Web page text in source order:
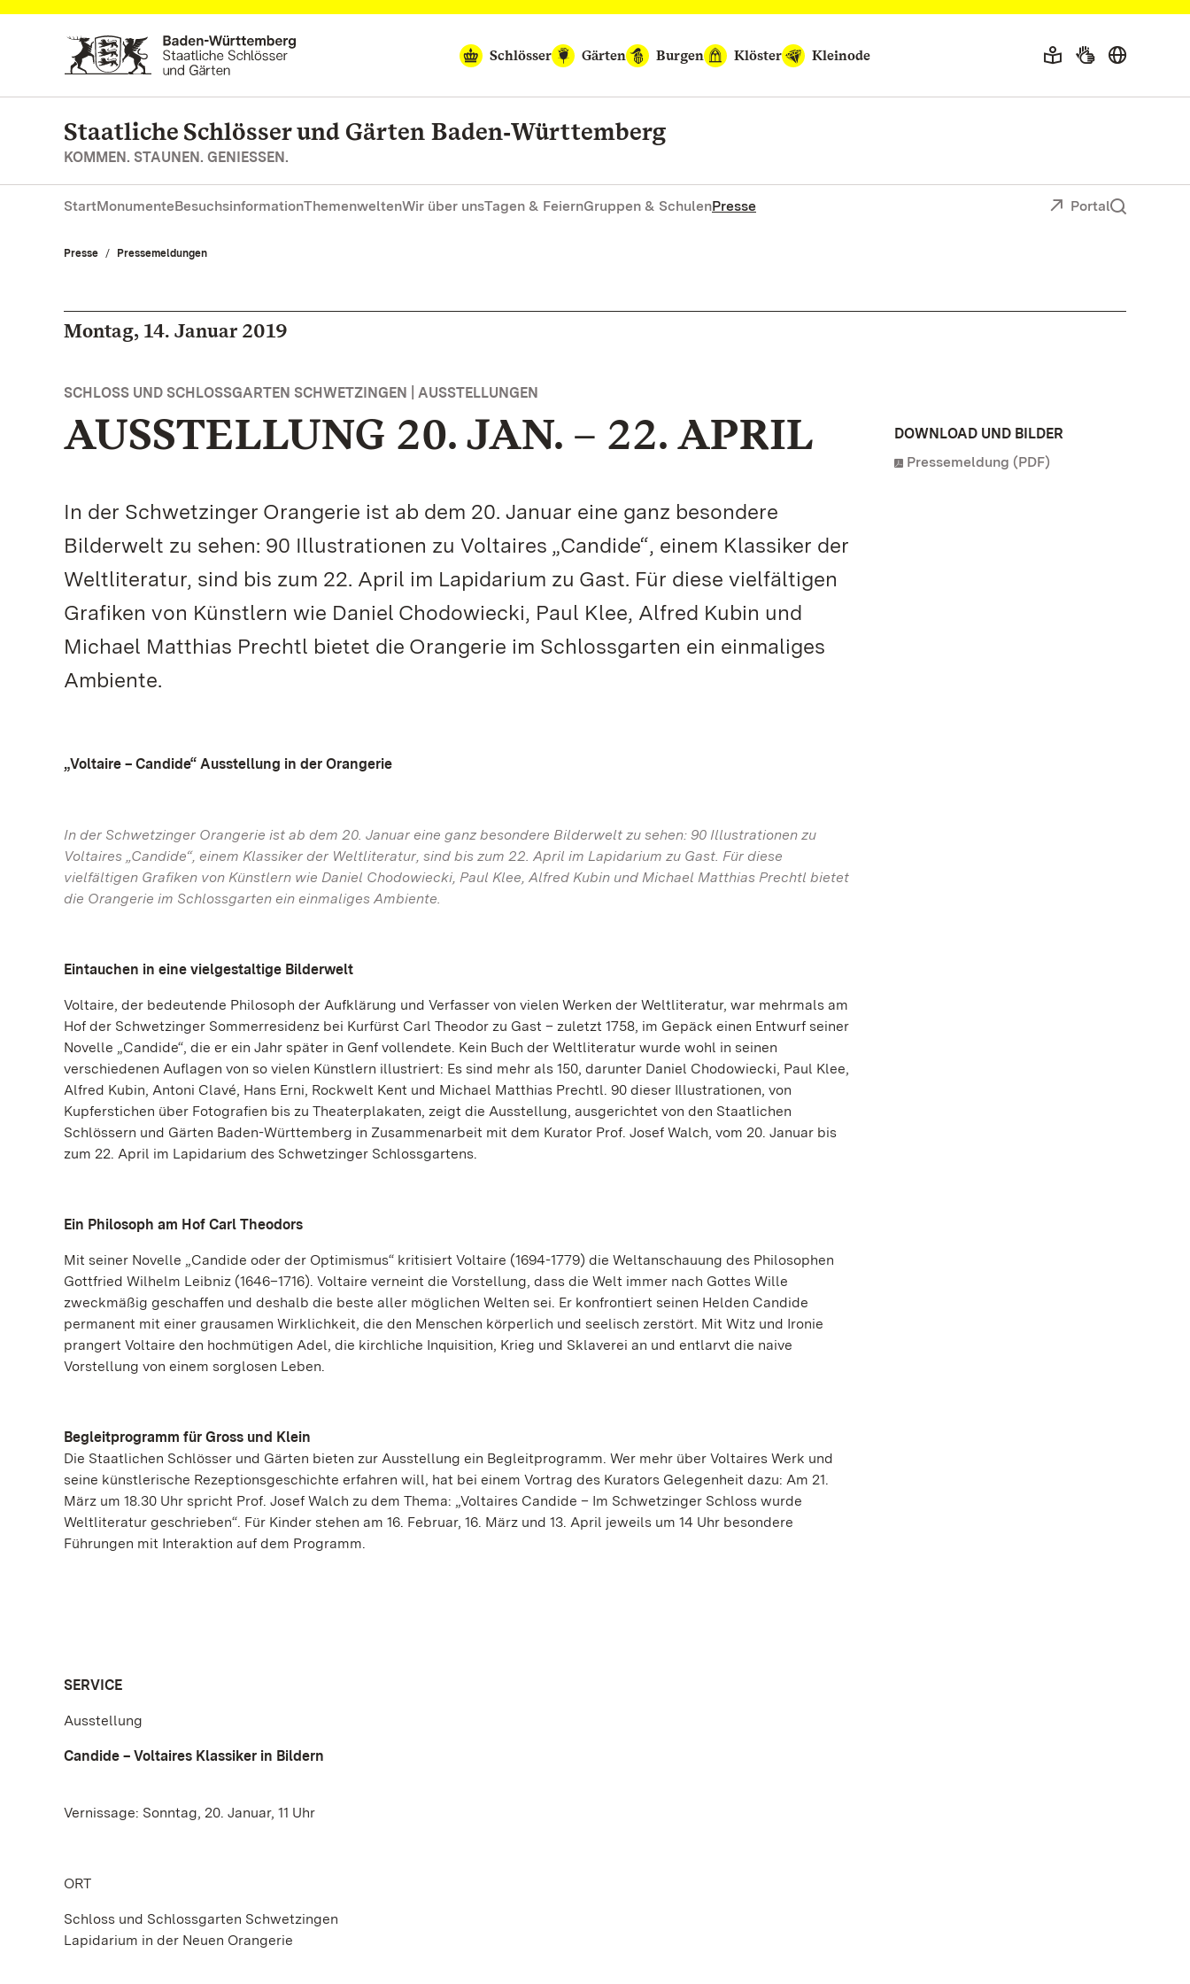
Zum Hauptinhalt springen
Schlösser
Gärten Burgen Klöster Kleinode
Staatliche Schlösser und Gärten Baden‑Württemberg
KOMMEN. STAUNEN. GENIESSEN.
StartMonumenteBesuchsinformationThemenweltenWir über unsTagen & FeiernGruppen & SchulenPresse Portal
Presse Pressemeldungen
Montag, 14. Januar 2019
SCHLOSS UND SCHLOSSGARTEN SCHWETZINGEN | AUSSTELLUNGEN
AUSSTELLUNG 20. JAN. – 22. APRIL
In der Schwetzinger Orangerie ist ab dem 20. Januar eine ganz besondere
Bilderwelt zu sehen: 90 Illustrationen zu Voltaires „Candide“, einem Klassiker der
Weltliteratur, sind bis zum 22. April im Lapidarium zu Gast. Für diese vielfältigen
Grafiken von Künstlern wie Daniel Chodowiecki, Paul Klee, Alfred Kubin und
Michael Matthias Prechtl bietet die Orangerie im Schlossgarten ein einmaliges
Ambiente.
„Voltaire – Candide“ Ausstellung in der Orangerie
In der Schwetzinger Orangerie ist ab dem 20. Januar eine ganz besondere Bilderwelt zu sehen: 90 Illustrationen zu
Voltaires „Candide“, einem Klassiker der Weltliteratur, sind bis zum 22. April im Lapidarium zu Gast. Für diese
vielfältigen Grafiken von Künstlern wie Daniel Chodowiecki, Paul Klee, Alfred Kubin und Michael Matthias Prechtl bietet
die Orangerie im Schlossgarten ein einmaliges Ambiente.
Eintauchen in eine vielgestaltige Bilderwelt
Voltaire, der bedeutende Philosoph der Aufklärung und Verfasser von vielen Werken der Weltliteratur, war mehrmals am
Hof der Schwetzinger Sommerresidenz bei Kurfürst Carl Theodor zu Gast – zuletzt 1758, im Gepäck einen Entwurf seiner
Novelle „Candide“, die er ein Jahr später in Genf vollendete. Kein Buch der Weltliteratur wurde wohl in seinen
verschiedenen Auflagen von so vielen Künstlern illustriert: Es sind mehr als 150, darunter Daniel Chodowiecki, Paul Klee,
Alfred Kubin, Antoni Clavé, Hans Erni, Rockwelt Kent und Michael Matthias Prechtl. 90 dieser Illustrationen, von
Kupferstichen über Fotografien bis zu Theaterplakaten, zeigt die Ausstellung, ausgerichtet von den Staatlichen
Schlössern und Gärten Baden-Württemberg in Zusammenarbeit mit dem Kurator Prof. Josef Walch, vom 20. Januar bis
zum 22. April im Lapidarium des Schwetzinger Schlossgartens.
Ein Philosoph am Hof Carl Theodors
Mit seiner Novelle „Candide oder der Optimismus“ kritisiert Voltaire (1694-1779) die Weltanschauung des Philosophen
Gottfried Wilhelm Leibniz (1646–1716). Voltaire verneint die Vorstellung, dass die Welt immer nach Gottes Wille
zweckmäßig geschaffen und deshalb die beste aller möglichen Welten sei. Er konfrontiert seinen Helden Candide
permanent mit einer grausamen Wirklichkeit, die den Menschen körperlich und seelisch zerstört. Mit Witz und Ironie
prangert Voltaire den hochmütigen Adel, die kirchliche Inquisition, Krieg und Sklaverei an und entlarvt die naive
Vorstellung von einem sorglosen Leben.
Begleitprogramm für Gross und Klein
Die Staatlichen Schlösser und Gärten bieten zur Ausstellung ein Begleitprogramm. Wer mehr über Voltaires Werk und
seine künstlerische Rezeptionsgeschichte erfahren will, hat bei einem Vortrag des Kurators Gelegenheit dazu: Am 21.
März um 18.30 Uhr spricht Prof. Josef Walch zu dem Thema: „Voltaires Candide – Im Schwetzinger Schloss wurde
Weltliteratur geschrieben“. Für Kinder stehen am 16. Februar, 16. März und 13. April jeweils um 14 Uhr besondere
Führungen mit Interaktion auf dem Programm.
SERVICE
Ausstellung
Candide – Voltaires Klassiker in Bildern
Vernissage: Sonntag, 20. Januar, 11 Uhr
ORT
Schloss und Schlossgarten Schwetzingen
Lapidarium in der Neuen Orangerie
DOWNLOAD UND BILDER
Pressemeldung (PDF)